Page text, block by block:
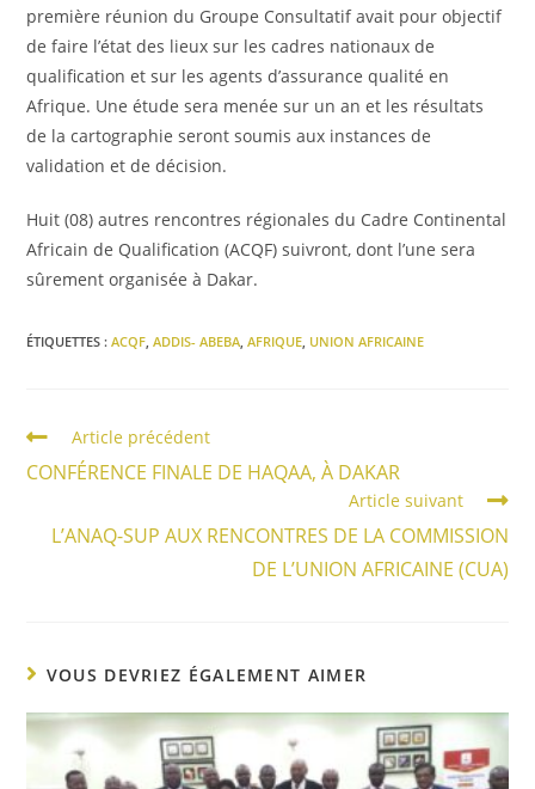
première réunion du Groupe Consultatif avait pour objectif
de faire l’état des lieux sur les cadres nationaux de
qualification et sur les agents d’assurance qualité en
Afrique. Une étude sera menée sur un an et les résultats
de la cartographie seront soumis aux instances de
validation et de décision.
Huit (08) autres rencontres régionales du Cadre Continental
Africain de Qualification (ACQF) suivront, dont l’une sera
sûrement organisée à Dakar.
ÉTIQUETTES :ACQF, ADDIS- ABEBA, AFRIQUE, UNION AFRICAINE
Article précédent
CONFÉRENCE FINALE DE HAQAA, À DAKAR
Article suivant
L’ANAQ-SUP AUX RENCONTRES DE LA COMMISSION
DE L’UNION AFRICAINE (CUA)
VOUS DEVRIEZ ÉGALEMENT AIMER